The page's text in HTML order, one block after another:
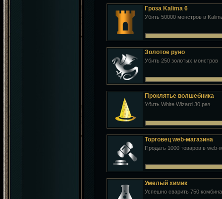
Гроза Kalima 6
Убить 50000 монстров в
Золотое руно
Убить 250 золотых монстров
Проклятье волшебника
Убить White Wizard 30 раз
Торговец web-магазина
Продать 1000 товаров в web-
Умелый химик
Успешно сварить 750